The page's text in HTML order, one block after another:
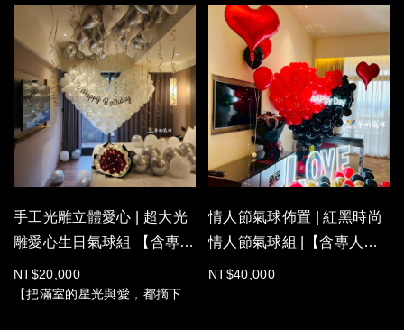
手工光雕立體愛心 | 超大光
雕愛心生日氣球組 【含專人
進場佈置】
NT$20,000
【把滿室的星光與愛，都摘下來
情人節氣球佈置 | 紅黑時尚
情人節氣球組 |【含專人進
場佈置+撤場】
NT$40,000